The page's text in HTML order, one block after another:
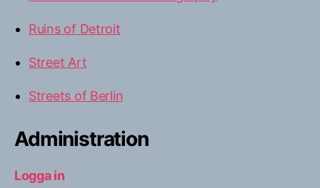
Ruins of Detroit
Street Art
Streets of Berlin
Administration
Logga in